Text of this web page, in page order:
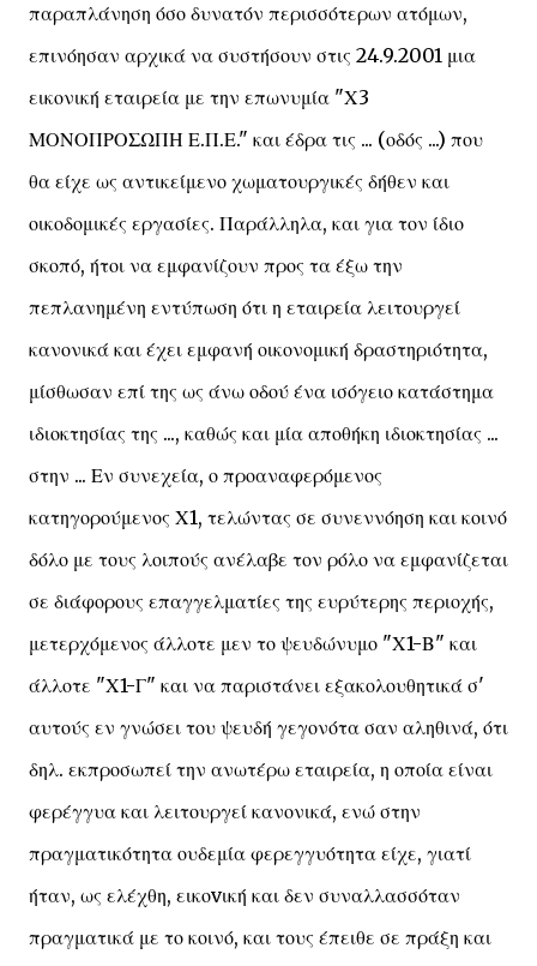
παραπλάνηση όσο δυνατόν περισσότερων ατόμων,
επινόησαν αρχικά να συστήσουν στις 24.9.2001 μια
εικονική εταιρεία με την επωνυμία "Χ3
ΜΟΝΟΠΡΟΣΩΠΗ Ε.Π.Ε." και έδρα τις ... (οδός ...) που
θα είχε ως αντικείμενο χωματουργικές δήθεν και
οικοδομικές εργασίες. Παράλληλα, και για τον ίδιο
σκοπό, ήτοι να εμφανίζουν προς τα έξω την
πεπλανημένη εντύπωση ότι η εταιρεία λειτουργεί
κανονικά και έχει εμφανή οικονομική δραστηριότητα,
μίσθωσαν επί της ως άνω οδού ένα ισόγειο κατάστημα
ιδιοκτησίας της ..., καθώς και μία αποθήκη ιδιοκτησίας ...
στην ... Εν συνεχεία, ο προαναφερόμενος
κατηγορούμενος Χ1, τελώντας σε συνεννόηση και κοινό
δόλο με τους λοιπούς ανέλαβε τον ρόλο να εμφανίζεται
σε διάφορους επαγγελματίες της ευρύτερης περιοχής,
μετερχόμενος άλλοτε μεν το ψευδώνυμο "Χ1-Β" και
άλλοτε "Χ1-Γ" και να παριστάνει εξακολουθητικά σ'
αυτούς εν γνώσει του ψευδή γεγονότα σαν αληθινά, ότι
δηλ. εκπροσωπεί την ανωτέρω εταιρεία, η οποία είναι
φερέγγυα και λειτουργεί κανονικά, ενώ στην
πραγματικότητα ουδεμία φερεγγυότητα είχε, γιατί
ήταν, ως ελέχθη, εικοvική και δεν συναλλασσόταν
πραγματικά με το κοινό, και τους έπειθε σε πράξη και